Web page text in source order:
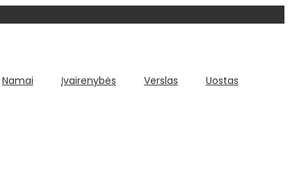
Namai Įvairenybės Verslas Uostas